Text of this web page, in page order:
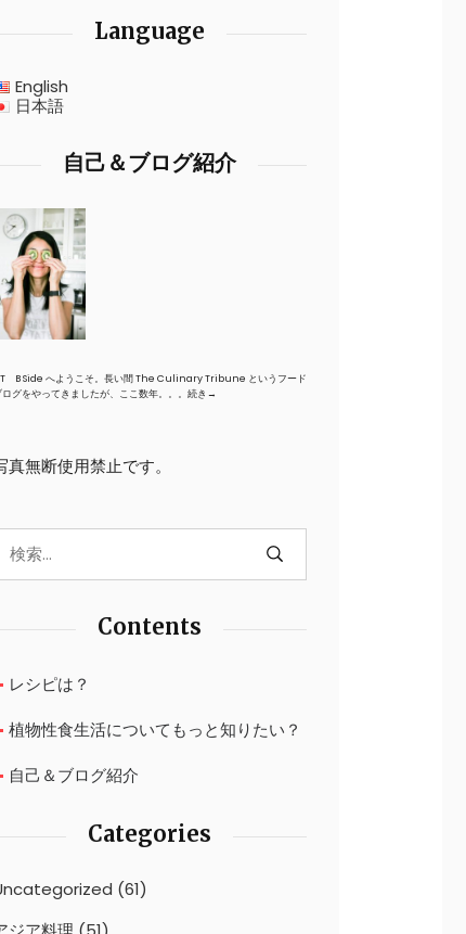
Language
English
日本語
自己＆ブログ紹介
B Side へようこそ。長い間 The Culinary Tribune というフード
ログをやってきましたが、ここ数年。。。 続き→
真無断使用禁止です。
Contents
レシピは？
植物性食生活についてもっと知りたい？
自己＆ブログ紹介
Categories
(61)